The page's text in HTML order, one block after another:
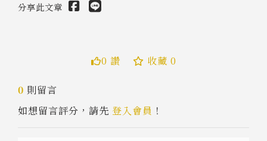
分享此文章
0 讚 收藏 0
0 則留言
如想留言評分，請先 登入會員 ！